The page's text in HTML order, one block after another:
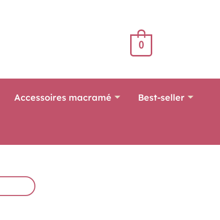
0
Accessoires macramé Best-seller